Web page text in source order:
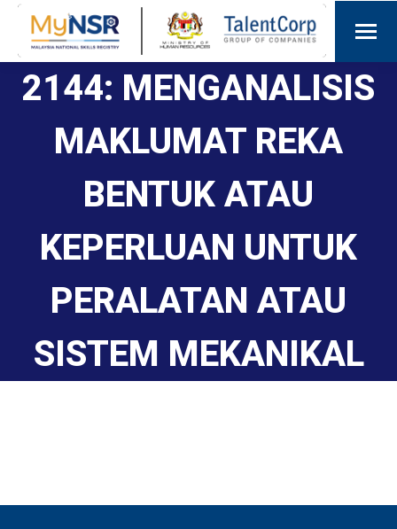
2144: MENGANALISIS
MAKLUMAT REKA
BENTUK ATAU
KEPERLUAN UNTUK
PERALATAN ATAU
SISTEM MEKANIKAL